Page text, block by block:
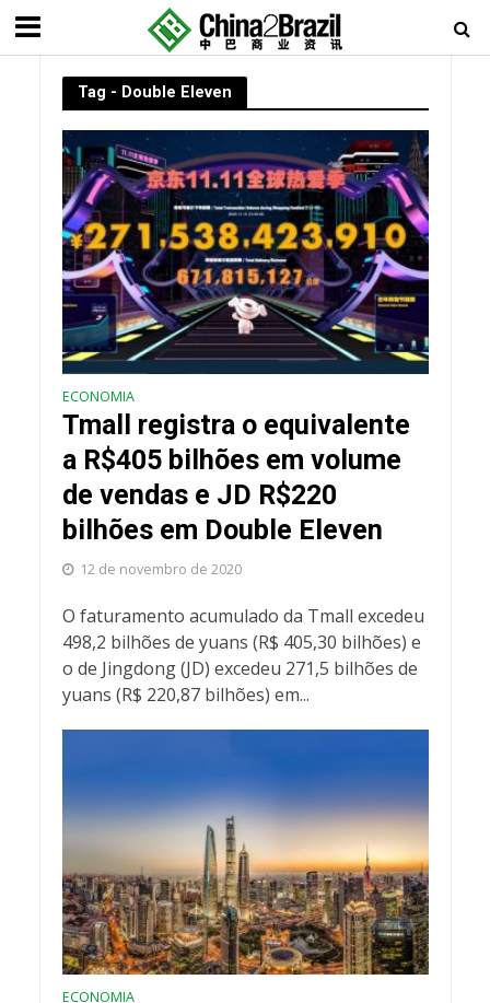
Tag - Double Eleven
ECONOMIA
Tmall registra o equivalente
a R$405 bilhões em volume
de vendas e JD R$220
bilhões em Double Eleven
12 de novembro de 2020
O faturamento acumulado da Tmall excedeu
498,2 bilhões de yuans (R$ 405,30 bilhões) e
o de Jingdong (JD) excedeu 271,5 bilhões de
yuans (R$ 220,87 bilhões) em...
ECONOMIA